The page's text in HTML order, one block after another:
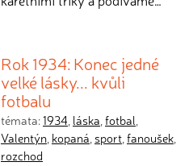
Rok 1934: Konec jedné
velké lásky... kvůli
fotbalu
témata:1934, láska,fotbal,
Valentýn, kopaná, sport,fanoušek,
rozchod